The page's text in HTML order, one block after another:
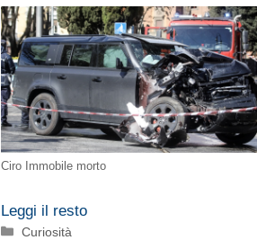
Ciro Immobile morto
Leggi il resto
Categorie
Curiosità